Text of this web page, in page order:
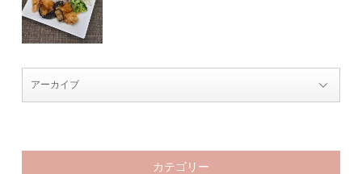
カテゴリー